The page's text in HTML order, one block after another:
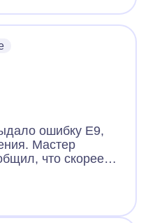
ошибку Е9,
Мастер
что скорее
на платы
Мастер приехал,
смог починить без